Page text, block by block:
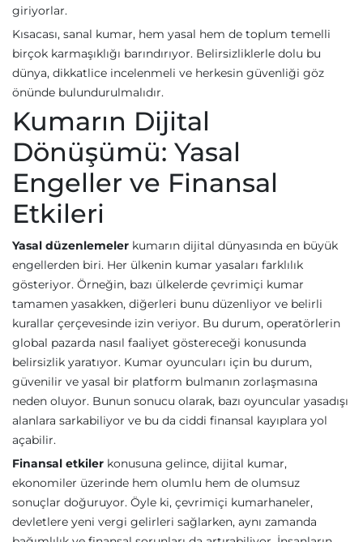
giriyorlar.
Kısacası, sanal kumar, hem yasal hem de toplum temelli
birçok karmaşıklığı barındırıyor. Belirsizliklerle dolu bu
dünya, dikkatlice incelenmeli ve herkesin güvenliği göz
önünde bulundurulmalıdır.
Kumarın Dijital
Dönüşümü: Yasal
Engeller ve Finansal
Etkileri
Yasal düzenlemeler kumarın dijital dünyasında en büyük
engellerden biri. Her ülkenin kumar yasaları farklılık
gösteriyor. Örneğin, bazı ülkelerde çevrimiçi kumar
tamamen yasakken, diğerleri bunu düzenliyor ve belirli
kurallar çerçevesinde izin veriyor. Bu durum, operatörlerin
global pazarda nasıl faaliyet göstereceği konusunda
belirsizlik yaratıyor. Kumar oyuncuları için bu durum,
güvenilir ve yasal bir platform bulmanın zorlaşmasına
neden oluyor. Bunun sonucu olarak, bazı oyuncular yasadışı
alanlara sarkabiliyor ve bu da ciddi finansal kayıplara yol
açabilir.
Finansal etkiler konusuna gelince, dijital kumar,
ekonomiler üzerinde hem olumlu hem de olumsuz
sonuçlar doğuruyor. Öyle ki, çevrimiçi kumarhaneler,
devletlere yeni vergi gelirleri sağlarken, aynı zamanda